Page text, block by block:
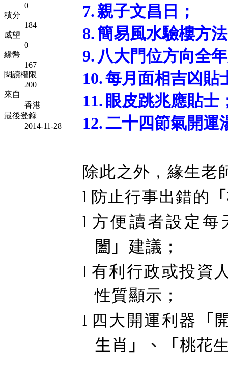
0
積分
184
威望
0
緣幣
167
閱讀權限
200
來自
香港
最後登錄
2014-11-28
7.親子文昌日；
8.簡易風水驗樓方
9. 八大門位方向全
10.每月面相吉凶貼
11. 眼皮跳兆應貼士
12.二十四節氣開運
除此之外，緣生老
l 防止行事出錯的
l 方便讀者設定每
闔」 建議；
l 有利行政或投資
性質顯示；
l 四大開運利器
生肖」、「桃花